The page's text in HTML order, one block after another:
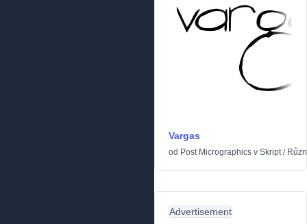
Vargas
od Post Micrographics v Skript/
Advertisement